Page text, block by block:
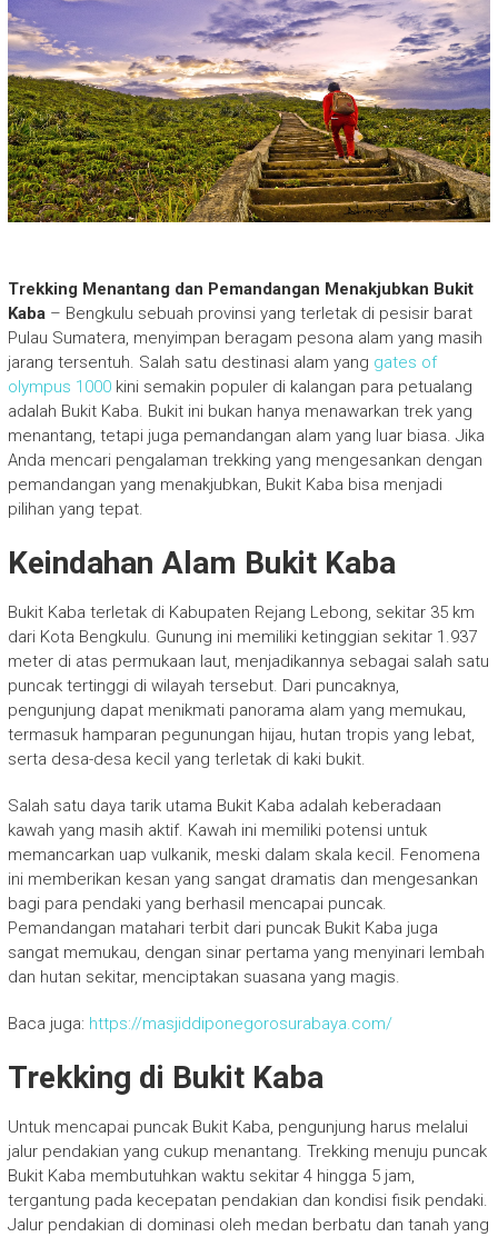
Trekking Menantang dan Pemandangan Menakjubkan Bukit
Kaba– Bengkulu sebuah provinsi yang terletak di pesisir barat
Pulau Sumatera, menyimpan beragam pesona alam yang masih
jarang tersentuh. Salah satu destinasi alam yang gates of
olympus 1000kini semakin populer di kalangan para petualang
adalah Bukit Kaba. Bukit ini bukan hanya menawarkan trek yang
menantang, tetapi juga pemandangan alam yang luar biasa. Jika
Anda mencari pengalaman trekking yang mengesankan dengan
pemandangan yang menakjubkan, Bukit Kaba bisa menjadi
pilihan yang tepat.
Keindahan Alam Bukit Kaba
Bukit Kaba terletak di Kabupaten Rejang Lebong, sekitar 35 km
dari Kota Bengkulu. Gunung ini memiliki ketinggian sekitar 1.937
meter di atas permukaan laut, menjadikannya sebagai salah satu
puncak tertinggi di wilayah tersebut. Dari puncaknya,
pengunjung dapat menikmati panorama alam yang memukau,
termasuk hamparan pegunungan hijau, hutan tropis yang lebat,
serta desa-desa kecil yang terletak di kaki bukit.
Salah satu daya tarik utama Bukit Kaba adalah keberadaan
kawah yang masih aktif. Kawah ini memiliki potensi untuk
memancarkan uap vulkanik, meski dalam skala kecil. Fenomena
ini memberikan kesan yang sangat dramatis dan mengesankan
bagi para pendaki yang berhasil mencapai puncak.
Pemandangan matahari terbit dari puncak Bukit Kaba juga
sangat memukau, dengan sinar pertama yang menyinari lembah
dan hutan sekitar, menciptakan suasana yang magis.
Baca juga: https://masjiddiponegorosurabaya.com/
Trekking di Bukit Kaba
Untuk mencapai puncak Bukit Kaba, pengunjung harus melalui
jalur pendakian yang cukup menantang. Trekking menuju puncak
Bukit Kaba membutuhkan waktu sekitar 4 hingga 5 jam,
tergantung pada kecepatan pendakian dan kondisi fisik pendaki.
Jalur pendakian di dominasi oleh medan berbatu dan tanah yang